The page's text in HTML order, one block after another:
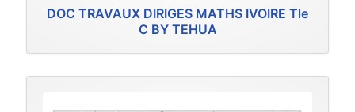
DOC TRAVAUX DIRIGES MATHS IVOIRE Tle
C BY TEHUA